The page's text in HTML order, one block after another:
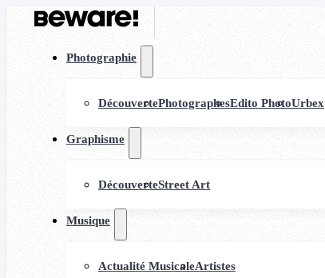
Photographie
DécouvertePhotographesEdito PhotoUrbex
Graphisme
DécouverteStreet Art
Musique
Actualité MusicaleArtistes